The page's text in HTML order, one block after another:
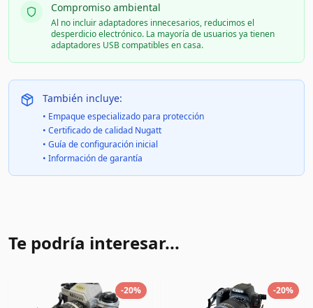
Compromiso ambiental
Al no incluir adaptadores innecesarios, reducimos el
desperdicio electrónico. La mayoría de usuarios ya tienen
adaptadores USB compatibles en casa.
También incluye:
• Empaque especializado para protección
• Certificado de calidad Nugatt
• Guía de configuración inicial
• Información de garantía
Te podría interesar...
-20% -20%